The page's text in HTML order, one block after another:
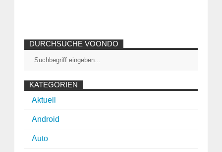
DURCHSUCHE VOONDO
KATEGORIEN
Aktuell
Android
Auto